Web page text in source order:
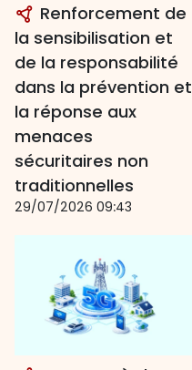
Renforcement de
la sensibilisation et
de la responsabilité
dans la prévention et
la réponse aux
menaces
sécuritaires non
traditionnelles
29/07/2026 09:43